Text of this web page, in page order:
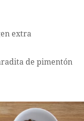
extra
de pimentón